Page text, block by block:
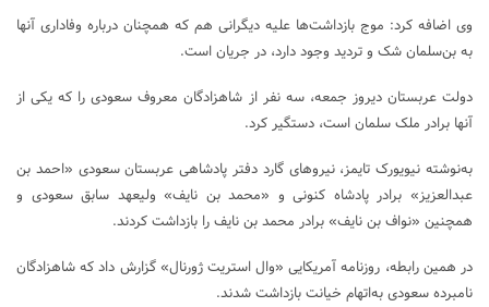
وی اضافه کرد: موج بازداشت‌ها علیه دیگرانی هم که همچنان درباره وفاداری آنها
به بن‌سلمان شک و تردید وجود دارد، در جریان است.
دولت عربستان دیروز جمعه، سه نفر از شاهزادگان معروف سعودی را که یکی از
آنها برادر ملک سلمان است، دستگیر کرد.
به‌نوشته نیویورک تایمز، نیروهای گارد دفتر پادشاهی عربستان سعودی «احمد بن
عبدالعزیز» برادر پادشاه کنونی و «محمد بن نایف» ولیعهد سابق سعودی و
همچنین «نواف بن نایف» برادر محمد بن نایف را بازداشت کردند.
در همین رابطه، روزنامه آمریکایی «وال استریت ژورنال» گزارش داد که شاهزادگان
نامبرده سعودی به‌اتهام خیانت بازداشت شدند.